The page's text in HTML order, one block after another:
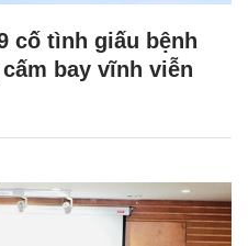
cố tình giấu bệnh
bay vĩnh viễn